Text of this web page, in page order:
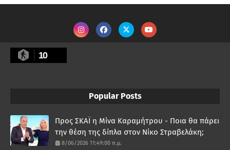
10
Popular Posts
Προς ΣΚΑΪ η Μίνα Καραμήτρου - Ποια θα πάρει
την θέση της δίπλα στον Νίκο Στραβελάκη;
8/06/2026 11:49:00 π.μ.